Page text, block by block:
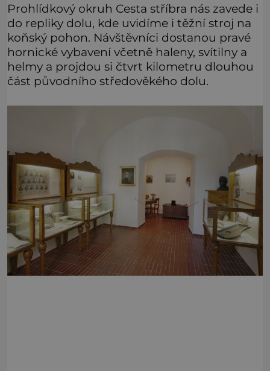
Prohlídkový okruh Cesta stříbra nás zavede i
do repliky dolu, kde uvidíme i těžní stroj na
koňský pohon. Návštěvníci dostanou pravé
hornické vybavení včetně haleny, svítilny a
helmy a projdou si čtvrt kilometru dlouhou
část původního středověkého dolu.